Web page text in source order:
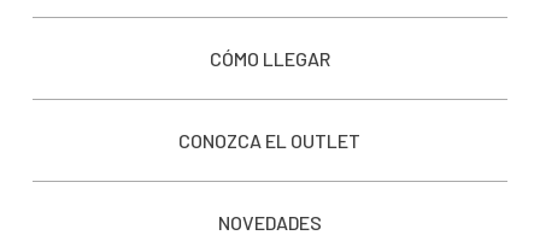
CÓMO LLEGAR
CONOZCA EL OUTLET
NOVEDADES